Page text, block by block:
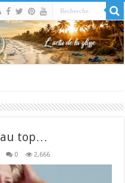
au top…
0 2,666